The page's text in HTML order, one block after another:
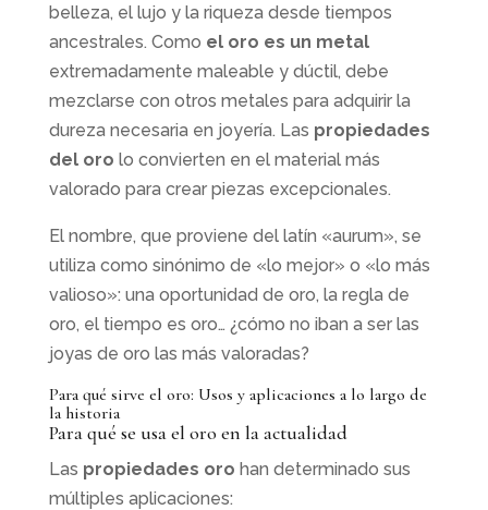
belleza, el lujo y la riqueza desde tiempos
ancestrales. Como el oro es un metal
extremadamente maleable y dúctil, debe
mezclarse con otros metales para adquirir la
dureza necesaria en joyería. Las propiedades
del oro lo convierten en el material más
valorado para crear piezas excepcionales.
El nombre, que proviene del latín «aurum», se
utiliza como sinónimo de «lo mejor» o «lo más
valioso»: una oportunidad de oro, la regla de
oro, el tiempo es oro… ¿cómo no iban a ser las
joyas de oro las más valoradas?
Para qué sirve el oro: Usos y aplicaciones a lo largo de
la historia
Para qué se usa el oro en la actualidad
Las propiedades oro han determinado sus
múltiples aplicaciones: